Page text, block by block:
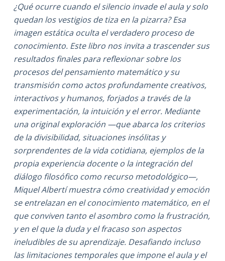
¿Qué ocurre cuando el silencio invade el aula y solo
quedan los vestigios de tiza en la pizarra? Esa
imagen estática oculta el verdadero proceso de
conocimiento. Este libro nos invita a trascender sus
resultados finales para reflexionar sobre los
procesos del pensamiento matemático y su
transmisión como actos profundamente creativos,
interactivos y humanos, forjados a través de la
experimentación, la intuición y el error. Mediante
una original exploración —que abarca los criterios
de la divisibilidad, situaciones insólitas y
sorprendentes de la vida cotidiana, ejemplos de la
propia experiencia docente o la integración del
diálogo filosófico como recurso metodológico—,
Miquel Albertí muestra cómo creatividad y emoción
se entrelazan en el conocimiento matemático, en el
que conviven tanto el asombro como la frustración,
y en el que la duda y el fracaso son aspectos
ineludibles de su aprendizaje. Desafiando incluso
las limitaciones temporales que impone el aula y el